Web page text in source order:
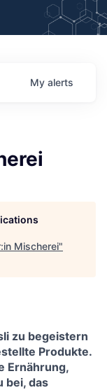
My alerts
Mischerei"
zu begeistern
Produkte.
Ernährung,
bei, das